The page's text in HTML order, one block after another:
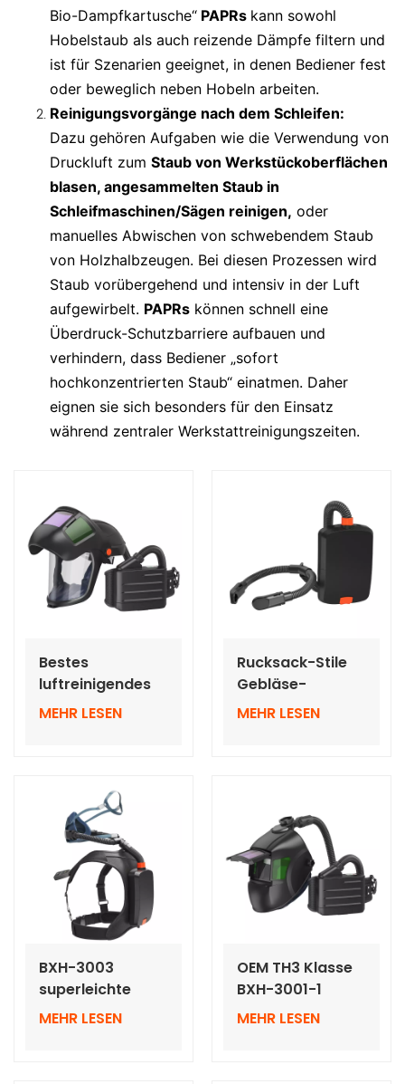
Bio-Dampfkartusche“ PAPRs kann sowohl
Hobelstaub als auch reizende Dämpfe filtern und
ist für Szenarien geeignet, in denen Bediener fest
oder beweglich neben Hobeln arbeiten.
Reinigungsvorgänge nach dem Schleifen:
Dazu gehören Aufgaben wie die Verwendung von
Druckluft zum Staub von Werkstückoberflächen
blasen, angesammelten Staub in
Schleifmaschinen/Sägen reinigen, oder
manuelles Abwischen von schwebendem Staub
von Holzhalbzeugen. Bei diesen Prozessen wird
Staub vorübergehend und intensiv in der Luft
aufgewirbelt. PAPRs können schnell eine
Überdruck-Schutzbarriere aufbauen und
verhindern, dass Bediener „sofort
hochkonzentrierten Staub“ einatmen. Daher
eignen sie sich besonders für den Einsatz
während zentraler Werkstattreinigungszeiten.
Bestes
luftreinigendes
Atemschutzgerät
verdunkelnden
Helmen
MEHR LESEN
Rucksack-Stile
Gebläse-
Luftreinigungsgeräte
MEHR LESEN
BXH-3003
superleichte
PAPR-
MEHR LESEN
OEM TH3 Klasse
BXH-3001-1
Atemschutzgeräte
MEHR LESEN